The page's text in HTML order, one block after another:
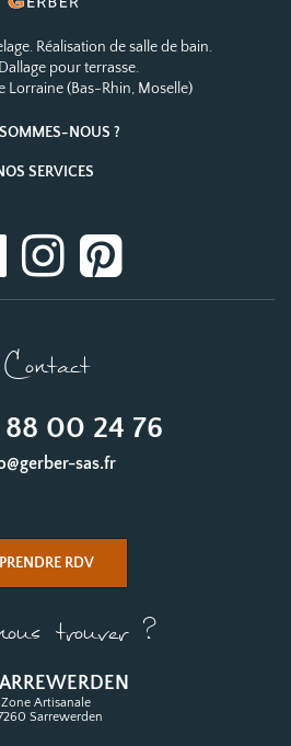
Réalisation de salle de bain.
pour terrasse.
Lorraine (Bas-Rhin, Moselle)
NOUS ?
SERVICES
Contact
00 24 76
sas.fr
PRENDRE RDV
trouver ?
Zone Artisanale
Sarrewerden